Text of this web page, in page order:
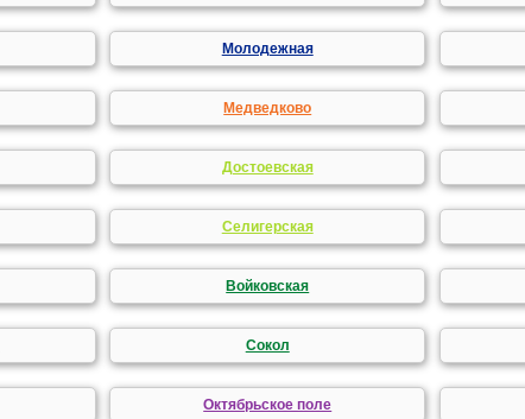
Молодежная
Медведково
Достоевская
Селигерская
Войковская
Сокол
Октябрьское поле